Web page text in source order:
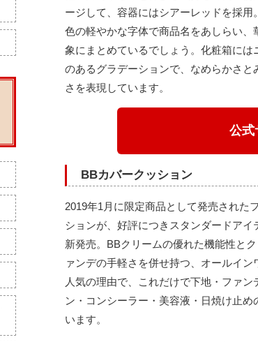
ージして、容器にはシアーレッドを採用
色の軽やかな字体で商品名をあしらい、
象にまとめているでしょう。化粧箱には
のあるグラデーションで、なめらかさと
さを表現しています。
公式
BBカバークッション
2019年1月に限定商品として発売された
ションが、好評につきスタンダードアイ
新発売。BBクリームの優れた機能性と
ァンデの手軽さを併せ持つ、オールイン
人気の理由で、これだけで下地・ファン
ン・コンシーラー・美容液・日焼け止め
います。